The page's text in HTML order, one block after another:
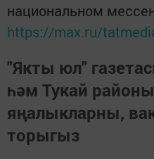
национальном
https://max.ru/
"Якты юл"
һәм Тукай
яңалыкларны,
торыгыз